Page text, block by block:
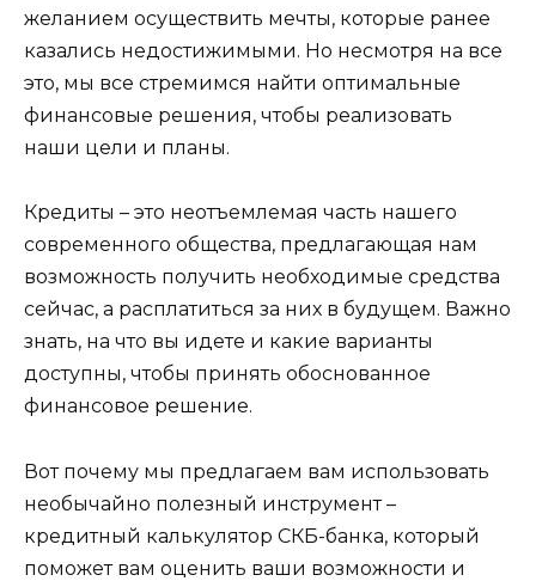
желанием осуществить мечты, которые ранее
казались недостижимыми. Но несмотря на все
это, мы все стремимся найти оптимальные
финансовые решения, чтобы реализовать
наши цели и планы.
Кредиты – это неотъемлемая часть нашего
современного общества, предлагающая нам
возможность получить необходимые средства
сейчас, а расплатиться за них в будущем. Важно
знать, на что вы идете и какие варианты
доступны, чтобы принять обоснованное
финансовое решение.
Вот почему мы предлагаем вам использовать
необычайно полезный инструмент –
кредитный калькулятор СКБ-банка, который
поможет вам оценить ваши возможности и